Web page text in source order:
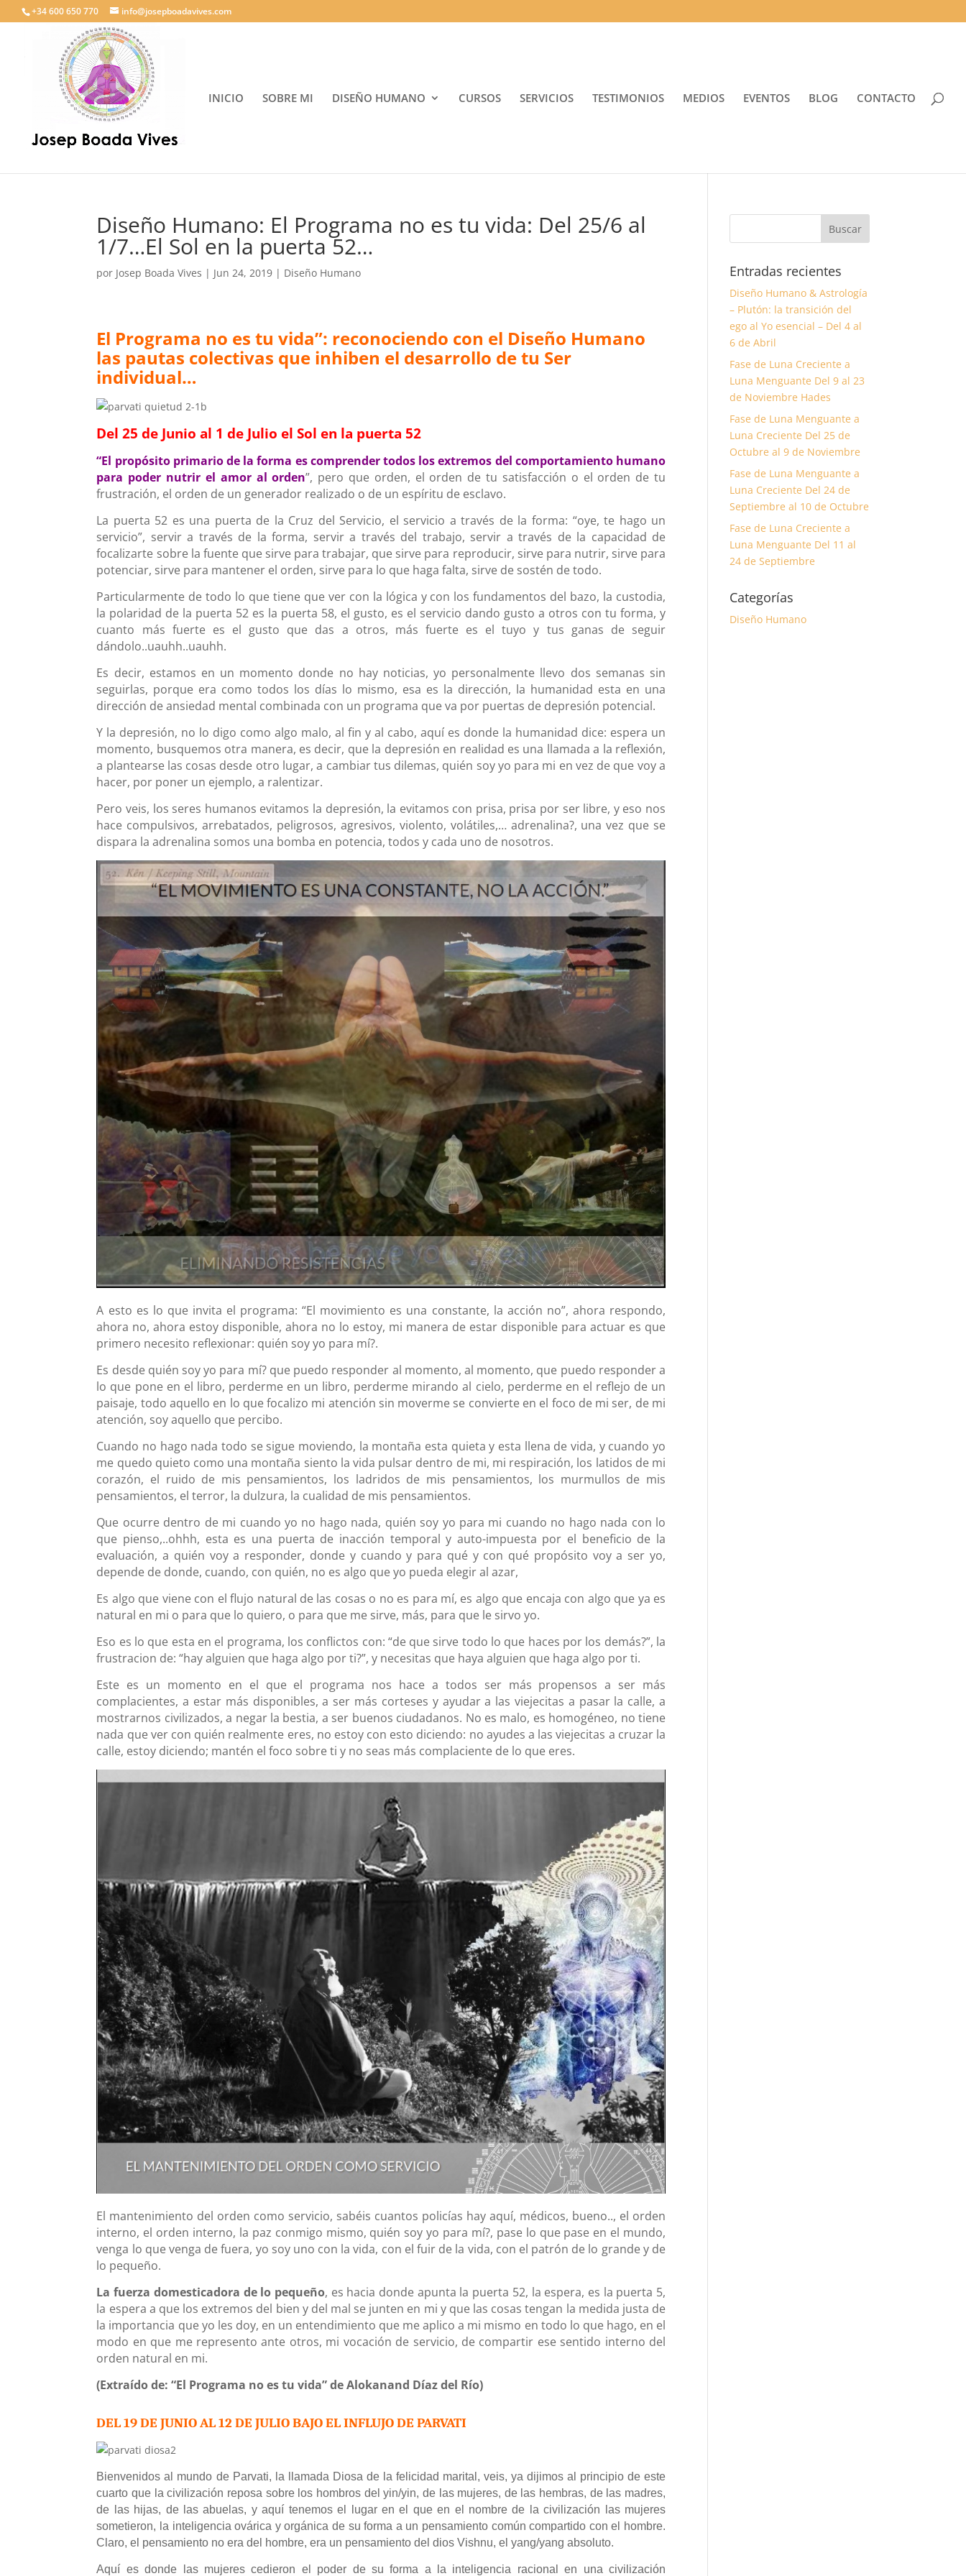
+34 600 650 770 info@josepboadavives.com
INICIO SOBRE MI DISEÑO HUMANO CURSOS SERVICIOS TESTIMONIOS MEDIOS EVENTOS BLOG CONTACTO
Diseño Humano: El Programa no es tu vida: Del 25/6 al
1/7…El Sol en la puerta 52…
por Josep Boada Vives | Jun 24, 2019 | Diseño Humano
El Programa no es tu vida”: reconociendo con el Diseño Humano
las pautas colectivas que inhiben el desarrollo de tu Ser
individual…
Del 25 de Junio al 1 de Julio el Sol en la puerta 52
“El propósito primario de la forma es comprender todos los extremos del comportamiento humano
para poder nutrir el amor al orden”, pero que orden, el orden de tu satisfacción o el orden de tu
frustración, el orden de un generador realizado o de un espíritu de esclavo.
La puerta 52 es una puerta de la Cruz del Servicio, el servicio a través de la forma: “oye, te hago un
servicio”, servir a través de la forma, servir a través del trabajo, servir a través de la capacidad de
focalizarte sobre la fuente que sirve para trabajar, que sirve para reproducir, sirve para nutrir, sirve para
potenciar, sirve para mantener el orden, sirve para lo que haga falta, sirve de sostén de todo.
Particularmente de todo lo que tiene que ver con la lógica y con los fundamentos del bazo, la custodia,
la polaridad de la puerta 52 es la puerta 58, el gusto, es el servicio dando gusto a otros con tu forma, y
cuanto más fuerte es el gusto que das a otros, más fuerte es el tuyo y tus ganas de seguir
dándolo..uauhh..uauhh.
Es decir, estamos en un momento donde no hay noticias, yo personalmente llevo dos semanas sin
seguirlas, porque era como todos los días lo mismo, esa es la dirección, la humanidad esta en una
dirección de ansiedad mental combinada con un programa que va por puertas de depresión potencial.
Y la depresión, no lo digo como algo malo, al fin y al cabo, aquí es donde la humanidad dice: espera un
momento, busquemos otra manera, es decir, que la depresión en realidad es una llamada a la reflexión,
a plantearse las cosas desde otro lugar, a cambiar tus dilemas, quién soy yo para mi en vez de que voy a
hacer, por poner un ejemplo, a ralentizar.
Pero veis, los seres humanos evitamos la depresión, la evitamos con prisa, prisa por ser libre, y eso nos
hace compulsivos, arrebatados, peligrosos, agresivos, violento, volátiles,… adrenalina?, una vez que se
dispara la adrenalina somos una bomba en potencia, todos y cada uno de nosotros.
A esto es lo que invita el programa: “El movimiento es una constante, la acción no”, ahora respondo,
ahora no, ahora estoy disponible, ahora no lo estoy, mi manera de estar disponible para actuar es que
primero necesito reflexionar: quién soy yo para mí?.
Es desde quién soy yo para mí? que puedo responder al momento, al momento, que puedo responder a
lo que pone en el libro, perderme en un libro, perderme mirando al cielo, perderme en el reflejo de un
paisaje, todo aquello en lo que focalizo mi atención sin moverme se convierte en el foco de mi ser, de mi
atención, soy aquello que percibo.
Cuando no hago nada todo se sigue moviendo, la montaña esta quieta y esta llena de vida, y cuando yo
me quedo quieto como una montaña siento la vida pulsar dentro de mi, mi respiración, los latidos de mi
corazón, el ruido de mis pensamientos, los ladridos de mis pensamientos, los murmullos de mis
pensamientos, el terror, la dulzura, la cualidad de mis pensamientos.
Que ocurre dentro de mi cuando yo no hago nada, quién soy yo para mi cuando no hago nada con lo
que pienso,..ohhh, esta es una puerta de inacción temporal y auto-impuesta por el beneficio de la
evaluación, a quién voy a responder, donde y cuando y para qué y con qué propósito voy a ser yo,
depende de donde, cuando, con quién, no es algo que yo pueda elegir al azar,
Es algo que viene con el flujo natural de las cosas o no es para mí, es algo que encaja con algo que ya es
natural en mi o para que lo quiero, o para que me sirve, más, para que le sirvo yo.
Eso es lo que esta en el programa, los conflictos con: “de que sirve todo lo que haces por los demás?”, la
frustracion de: “hay alguien que haga algo por ti?”, y necesitas que haya alguien que haga algo por ti.
Este es un momento en el que el programa nos hace a todos ser más propensos a ser más
complacientes, a estar más disponibles, a ser más corteses y ayudar a las viejecitas a pasar la calle, a
mostrarnos civilizados, a negar la bestia, a ser buenos ciudadanos. No es malo, es homogéneo, no tiene
nada que ver con quién realmente eres, no estoy con esto diciendo: no ayudes a las viejecitas a cruzar la
calle, estoy diciendo; mantén el foco sobre ti y no seas más complaciente de lo que eres.
El mantenimiento del orden como servicio, sabéis cuantos policías hay aquí, médicos, bueno.., el orden
interno, el orden interno, la paz conmigo mismo, quién soy yo para mí?, pase lo que pase en el mundo,
venga lo que venga de fuera, yo soy uno con la vida, con el fuir de la vida, con el patrón de lo grande y de
lo pequeño.
La fuerza domesticadora de lo pequeño, es hacia donde apunta la puerta 52, la espera, es la puerta 5,
la espera a que los extremos del bien y del mal se junten en mi y que las cosas tengan la medida justa de
la importancia que yo les doy, en un entendimiento que me aplico a mi mismo en todo lo que hago, en el
modo en que me represento ante otros, mi vocación de servicio, de compartir ese sentido interno del
orden natural en mi.
(Extraído de: “El Programa no es tu vida” de Alokanand Díaz del Río)
DEL 19 DE JUNIO AL 12 DE JULIO BAJO EL INFLUJO DE PARVATI
Bienvenidos al mundo de Parvati, la llamada Diosa de la felicidad marital, veis, ya dijimos al principio de este
cuarto que la civilización reposa sobre los hombros del yin/yin, de las mujeres, de las hembras, de las madres,
de las hijas, de las abuelas, y aquí tenemos el lugar en el que en el nombre de la civilización las mujeres
sometieron, la inteligencia ovárica y orgánica de su forma a un pensamiento común compartido con el hombre.
Claro, el pensamiento no era del hombre, era un pensamiento del dios Vishnu, el yang/yang absoluto.
Aquí es donde las mujeres cedieron el poder de su forma a la inteligencia racional en una civilización
Entradas recientes
Diseño Humano & Astrología
– Plutón: la transición del
ego al Yo esencial – Del 4 al
6 de Abril
Fase de Luna Creciente a
Luna Menguante Del 9 al 23
de Noviembre Hades
Fase de Luna Menguante a
Luna Creciente Del 25 de
Octubre al 9 de Noviembre
Fase de Luna Menguante a
Luna Creciente Del 24 de
Septiembre al 10 de Octubre
Fase de Luna Creciente a
Luna Menguante Del 11 al
24 de Septiembre
Categorías
Diseño Humano